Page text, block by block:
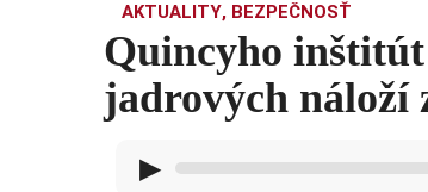
AKTUALITY, BEZPEČNOSŤ
Quincyho
jadrových náloží
▶